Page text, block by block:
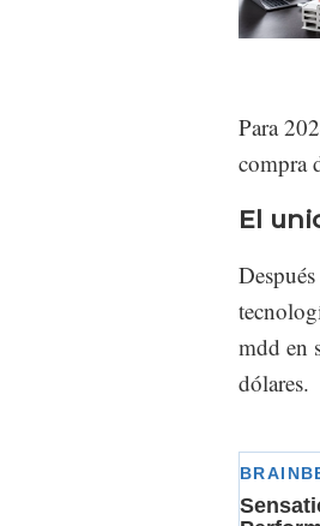
Para
compra
El
mdd en
dólares.